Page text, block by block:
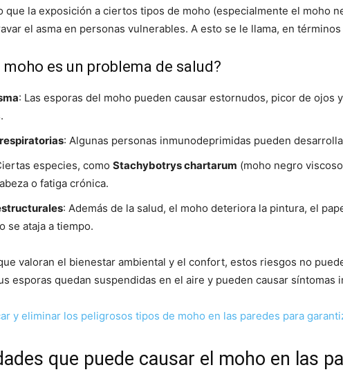
que la exposición a ciertos tipos de moho (especialmente el moho
el asma en personas vulnerables. A esto se le llama, en
moho es un problema de salud?
: Las esporas del moho pueden causar estornudos, picor de
: Algunas personas inmunodeprimidas pueden
especies, como Stachybotrys chartarum (moho negro
o fatiga crónica.
: Además de la salud, el moho deteriora la pintura, el
se ataja a tiempo.
valoran el bienestar ambiental y el confort, estos riesgos no
esporas quedan suspendidas en el aire y pueden causar síntomas
y eliminar los peligrosos tipos de moho en las paredes para
que puede causar el moho en las